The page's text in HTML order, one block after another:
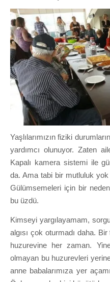
Yaşlılarımızın fiziki
yardımcı olunuyor. Zaten
Kapalı kamera sistemi ile
da. Ama tabi bir mutluluk
Gülümsemeleri için bir
bu üzdü.
Kimseyi yargılayamam,
algısı çok oturmadı daha.
huzurevine her zaman.
olmayan bu huzurevleri
anne babalarımıza yer